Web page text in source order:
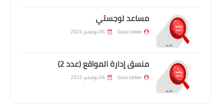
مساعد لوجستي
Gaza Jobber 06 نوفمبر 2025
منسق إدارة المواقع (عدد 2)
Gaza Jobber 06 نوفمبر 2025